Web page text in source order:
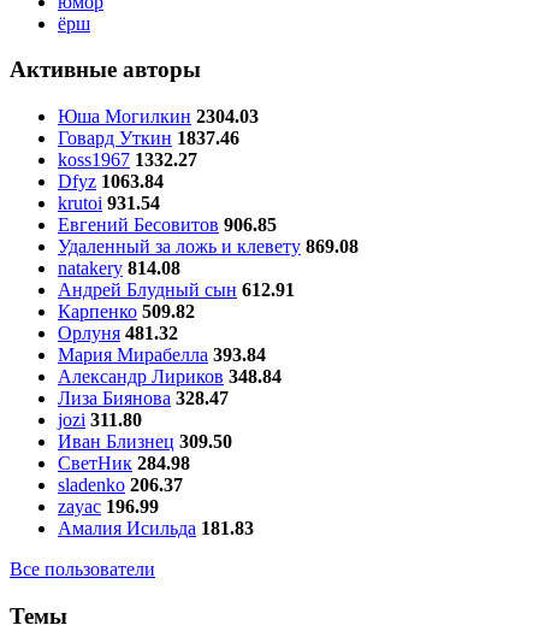
ёрш
Активные авторы
Юша Могилкин 2304.03
Говард Уткин 1837.46
koss1967 1332.27
Dfyz 1063.84
krutoi 931.54
Евгений Бесовитов 906.85
Удаленный за ложь и клевету 869.08
natakery 814.08
Андрей Блудный сын 612.91
Карпенко 509.82
Орлуня 481.32
Мария Мирабелла 393.84
Александр Лириков 348.84
Лиза Биянова 328.47
jozi 311.80
Иван Близнец 309.50
СветНик 284.98
sladenko 206.37
zayac 196.99
Амалия Исильда 181.83
Все пользователи
Темы